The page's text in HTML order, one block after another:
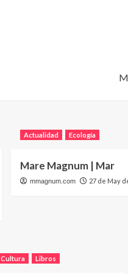
Actualidad Ecología
Mare Magnum | Mar
mmagnum.com 27 de May
Cultura Libros